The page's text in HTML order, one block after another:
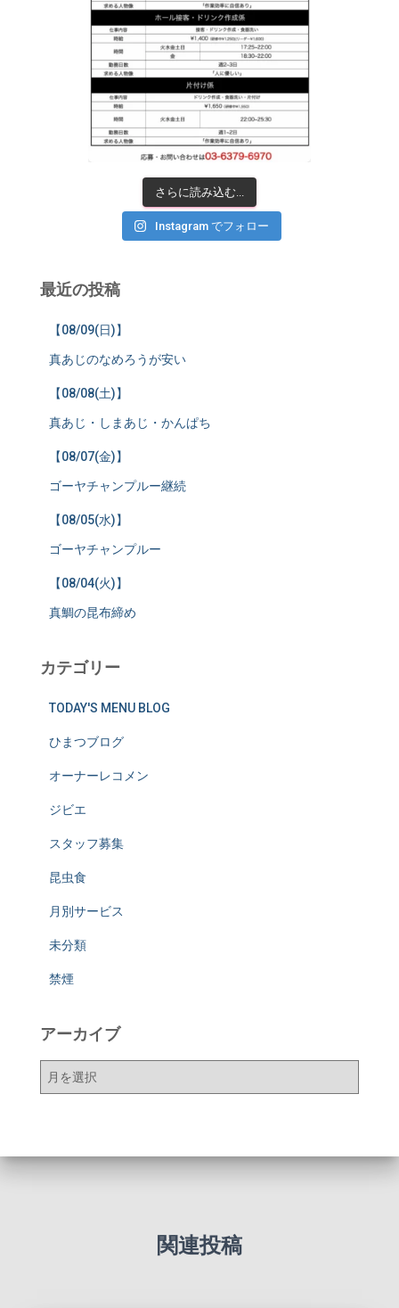
さらに読み込む...
Instagram でフォロー
最近の投稿
【08/09(日)】
真あじのなめろうが安い
【08/08(土)】
真あじ・しまあじ・かんぱち
【08/07(金)】
ゴーヤチャンプルー継続
【08/05(水)】
ゴーヤチャンプルー
【08/04(火)】
真鯛の昆布締め
カテゴリー
TODAY'S MENU BLOG
ひまつブログ
オーナーレコメン
ジビエ
スタッフ募集
昆虫食
月別サービス
未分類
禁煙
アーカイブ
ア
関連投稿